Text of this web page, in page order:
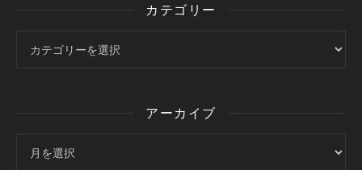
カテゴリー
アーカイブ